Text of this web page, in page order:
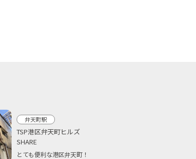
弁天町駅
TSP港区弁天町ヒルズ
SHARE
とても便利な港区弁天町！